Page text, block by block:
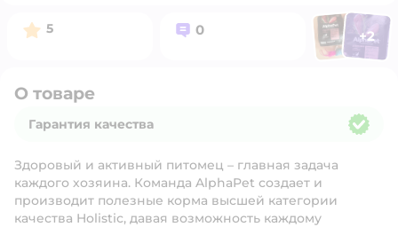
Рейтинг:
5 Вопросов:
0 ФотоФото
+2
О товаре
Гарантия качества
Здоровый и активный питомец – главная задача
каждого хозяина. Команда AlphaPet создает и
производит полезные корма высшей категории
качества Holistiс, давая возможность каждому